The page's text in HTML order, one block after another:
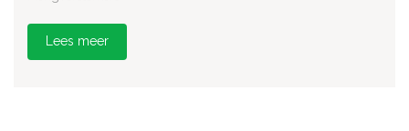
Lees meer